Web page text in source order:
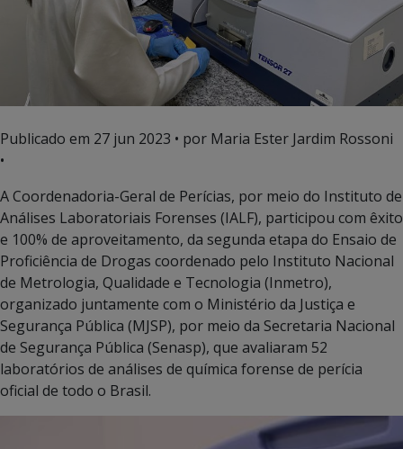
Publicado em 27 jun 2023 • por Maria Ester Jardim Rossoni
•
A Coordenadoria-Geral de Perícias, por meio do Instituto de
Análises Laboratoriais Forenses (IALF), participou com êxito
e 100% de aproveitamento, da segunda etapa do Ensaio de
Proficiência de Drogas coordenado pelo Instituto Nacional
de Metrologia, Qualidade e Tecnologia (Inmetro),
organizado juntamente com o Ministério da Justiça e
Segurança Pública (MJSP), por meio da Secretaria Nacional
de Segurança Pública (Senasp), que avaliaram 52
laboratórios de análises de química forense de perícia
oficial de todo o Brasil.